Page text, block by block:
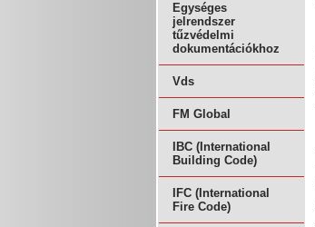
Egységes
jelrendszer
tűzvédelmi
dokumentációkhoz
Vds
FM Global
IBC (International
Building Code)
IFC (International
Fire Code)